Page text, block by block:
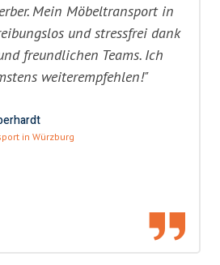
Mein Möbeltransport in
und stressfrei dank
freundlichen Teams. Ich
weiterempfehlen!"
in Würzburg